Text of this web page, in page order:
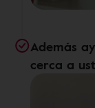
Además
cerca a